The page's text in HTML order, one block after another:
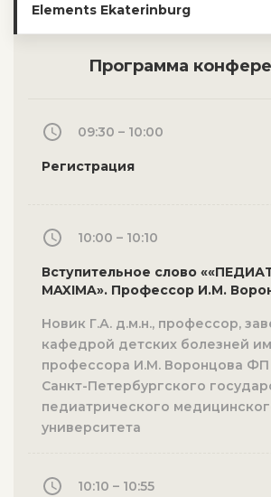
Elements Ekaterinburg
Программа
09:30 – 10:00
Регистрация
10:00 – 10:10
Вступительное слово
MAXIMA». Профессор И.М.
Новик Г.А. д.м.н., профессор,
кафедрой детских болезней
профессора И.М. Воронцова
Санкт-Петербургского
педиатрического
университета
10:10 – 10:55